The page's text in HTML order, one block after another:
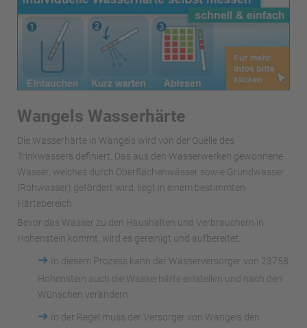
Wangels Wasserhärte
Die Wasserhärte in Wangels wird von der Quelle des
Trinkwassers definiert. Das aus den Wasserwerken gewonnene
Wasser, welches durch Oberflächenwässer sowie Grundwasser
(Rohwasser) gefördert wird, liegt in einem bestimmten
Härtebereich.
Bevor das Wasser zu den Haushalten und Verbrauchern in
Hohenstein kommt, wird es gereinigt und aufbereitet.
➜
In diesem Prozess kann der Wasserversorger von 23758
Hohenstein auch die Wasserhärte einstellen und nach den
Wünschen verändern.
➜
In der Regel muss der Versorger von Wangels den